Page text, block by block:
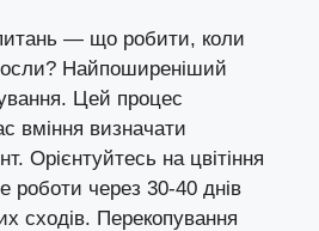
— що робити, коли
Найпоширеніший
Цей процес
вміння визначати
Орієнтуйтесь на цвітіння
роботи через 30-40 днів
сходів. Перекопування